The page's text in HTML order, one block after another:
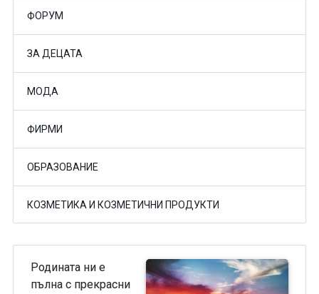
ФОРУМ
ЗА ДЕЦАТА
МОДА
ФИРМИ
ОБРАЗОВАНИЕ
КОЗМЕТИКА И КОЗМЕТИЧНИ ПРОДУКТИ
Родината ни е
пълна с прекрасни